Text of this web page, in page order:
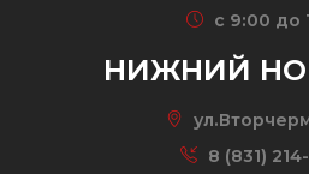
c 9:00 до
НИЖНИЙ
8 (831)